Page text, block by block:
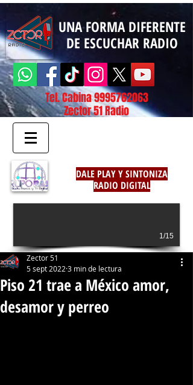
UNA FORMA DIFERENTE
DE ESCUCHAR RADIO
Tel. Cabina9995762063
Zector 51 Radio
DALE PLAY Y SINTONIZA
RADIO DIGITAL
1/15
Piso 21 trae a México amor,
desamor y perreo
Zector 51
5 sept 2022 3 min de lectura